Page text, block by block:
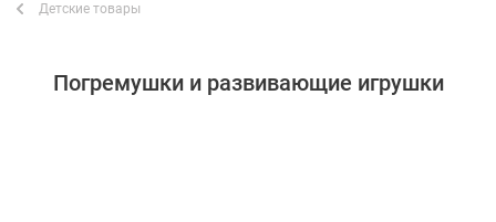
Детские товары
Погремушки и развивающие игрушки